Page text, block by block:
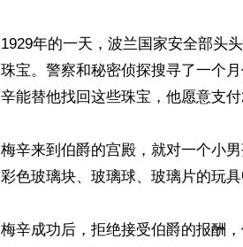
1929年的一天，波兰国家安全部头
珠宝。警察和秘密侦探搜寻了一个
辛能替他找回这些珠宝，他愿意支付
梅辛来到伯爵的宫殿，就对一个小
彩色玻璃块、玻璃球、玻璃片的玩具
梅辛成功后，拒绝接受伯爵的报酬